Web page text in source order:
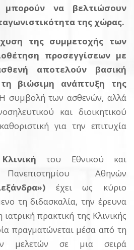
μπορούν να βελτιώσουν
της χώρας.
της συμμετοχής των
προσεγγίσεων με
αποτελούν βασική
βιώσιμη ανάπτυξη της
Η συμβολή των ασθενών, αλλά
και διοικητικού
για την επιτυχία
του Εθνικού και
Πανεπιστημίου Αθηνών
έχει ως κύριο
τη διδασκαλία, την έρευνα
πρακτική της Κλινικής
πραγματώνεται μέσα από τη
μελετών σε μια σειρά